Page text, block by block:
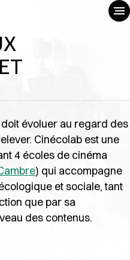
évoluer au regard des
Cinécolab est une
4 écoles de cinéma
) qui accompagne
et sociale, tant
que par sa
des contenus.